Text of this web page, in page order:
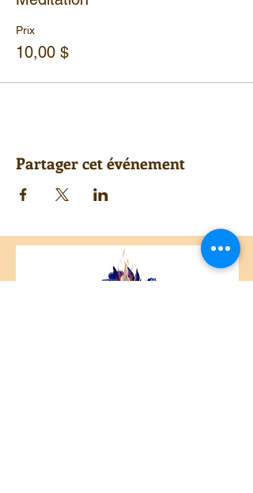
Prix
10,00 $
Partager cet événement